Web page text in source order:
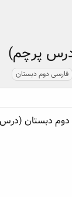
پرچم)
فارسی دوم دبستان
دبستان (درس